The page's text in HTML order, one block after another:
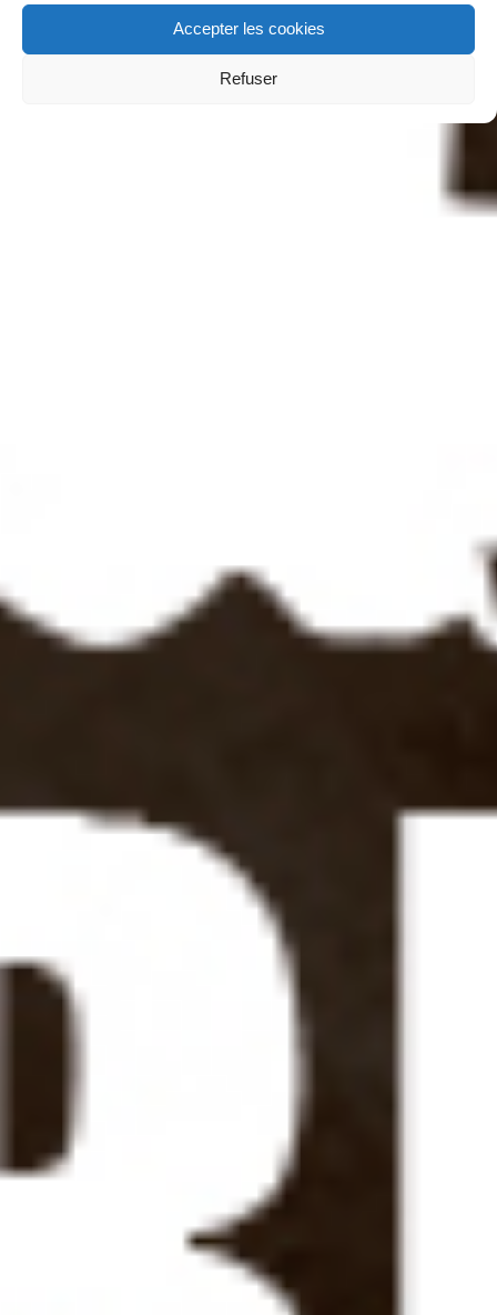
Accepter les cookies
Refuser